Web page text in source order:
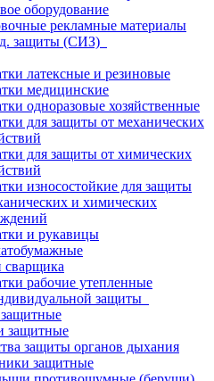
оборудование
рекламные материалы
защиты (СИЗ)
латексные и резиновые
медицинские
одноразовые хозяйственные
для защиты от механических
для защиты от химических
износостойкие для защиты
и химических
и рукавицы
сварщика
рабочие утепленные
защиты
защитные
защиты органов дыхания
защитные